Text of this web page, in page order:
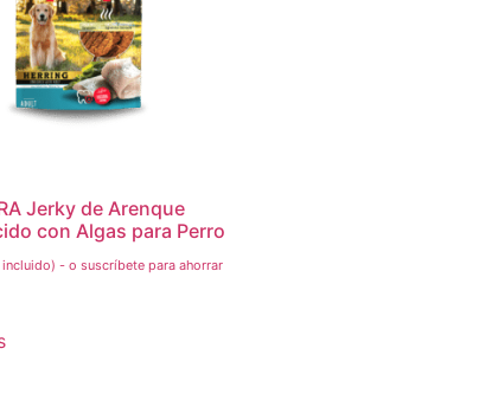
Jerky de Arenque
con Algas para Perro
incluido) - o suscríbete para ahorrar